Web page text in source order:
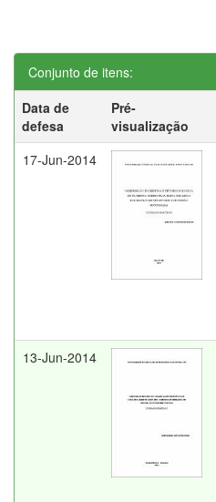
Conjunto de itens:
Data de
defesa
Pré-
visualização
17-Jun-2014
13-Jun-2014